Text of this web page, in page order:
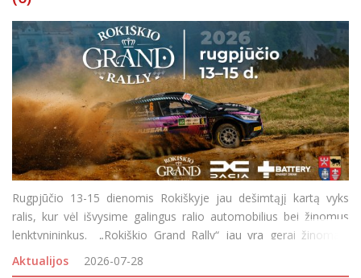
Rugpjūčio 13-15 dienomis Rokiškyje jau dešimtąjį kartą vyks
ralis, kur vėl išvysime galingus ralio automobilius bei žinomus
lenktynininkus. „Rokiškio Grand Rally“ jau yra gerai žinomas,
pripažinimo sulaukęs Lietuvos automobilių sporto renginys,
kasmet v
Aktualijos 2026-07-28